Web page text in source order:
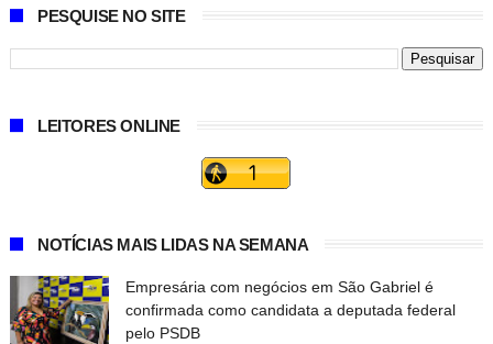
PESQUISE NO SITE
LEITORES ONLINE
NOTÍCIAS MAIS LIDAS NA SEMANA
Empresária com negócios em São Gabriel é
confirmada como candidata a deputada federal
pelo PSDB